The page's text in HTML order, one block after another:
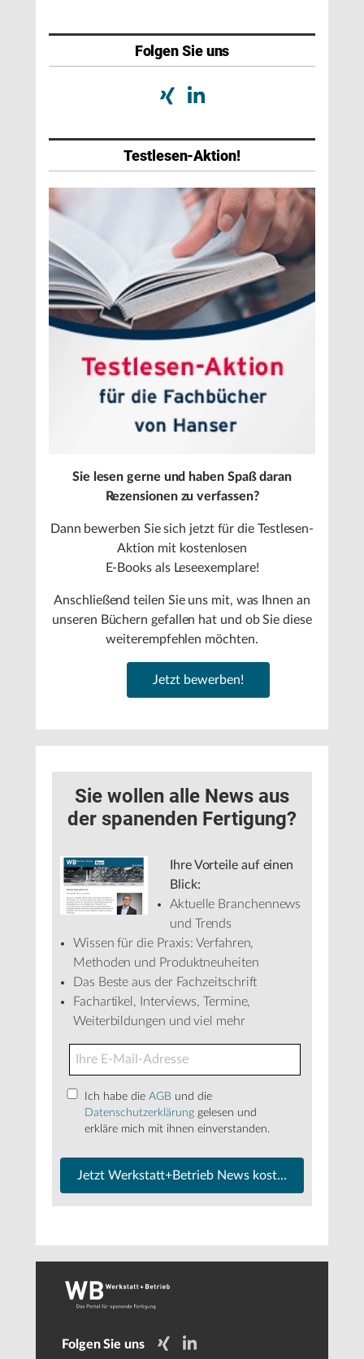
Folgen Sie uns
Testlesen-Aktion!
Sie lesen gerne und haben Spaß daran
Rezensionen zu verfassen?
Dann bewerben Sie sich jetzt für die Testlesen-
Aktion mit kostenlosen
E-Books als Leseexemplare!
Anschließend teilen Sie uns mit, was Ihnen an
unseren Büchern gefallen hat und ob Sie diese
weiterempfehlen möchten.
Jetzt bewerben!
Sie wollen alle News aus
der spanenden Fertigung?
Ihre Vorteile auf einen
Blick:
Aktuelle Branchennews
und Trends
Wissen für die Praxis: Verfahren,
Methoden und Produktneuheiten
Das Beste aus der Fachzeitschrift
Fachartikel, Interviews, Termine,
Weiterbildungen und viel mehr
Ich habe die AGB und die
Datenschutzerklärung gelesen und
erkläre mich mit ihnen einverstanden.
Jetzt Werkstatt+Betrieb News kostenfrei
Folgen Sie uns